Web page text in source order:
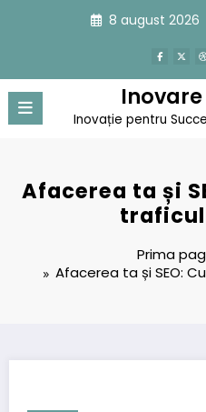
8 august 2026
Inovație pentru
Afacerea ta și
Prima
Afacerea ta și SEO: